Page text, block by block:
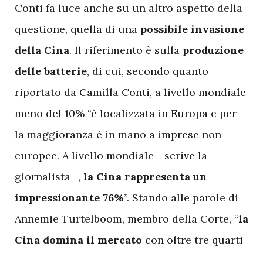
Conti fa luce anche su un altro aspetto della
questione, quella di una possibile invasione
della Cina. Il riferimento è sulla produzione
delle batterie, di cui, secondo quanto
riportato da Camilla Conti, a livello mondiale
meno del 10% “è localizzata in Europa e per
la maggioranza è in mano a imprese non
europee. A livello mondiale - scrive la
giornalista -, la Cina rappresenta un
impressionante 76%”. Stando alle parole di
Annemie Turtelboom, membro della Corte, “la
Cina domina il mercato con oltre tre quarti